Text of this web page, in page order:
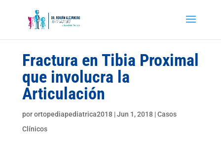
Fractura en Tibia Proximal
que involucra la
Articulación
porortopediapediatrica2018|Jun 1, 2018|Casos
Clínicos